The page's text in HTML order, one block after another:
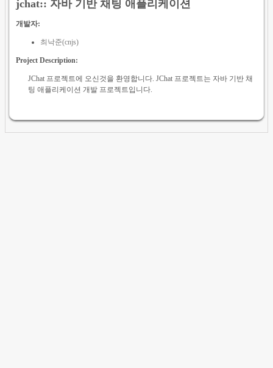
jchat:: 자바 기반 채팅 애플리케이션
개발자:
최낙준(cnjs)
Project Description:
JChat 프로젝트에 오신것을 환영합니다. JChat 프로젝트는 자바 기반 채
팅 애플리케이션 개발 프로젝트입니다.